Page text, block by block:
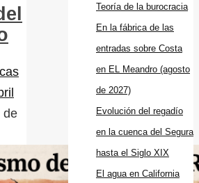
de
Teoría de la burocracia
En la fábrica de las
entradas sobre Costa
en EL Meandro (agosto
de 2027)
Evolución del regadío
en la cuenca del Segura
hasta el Siglo XIX
El agua en California